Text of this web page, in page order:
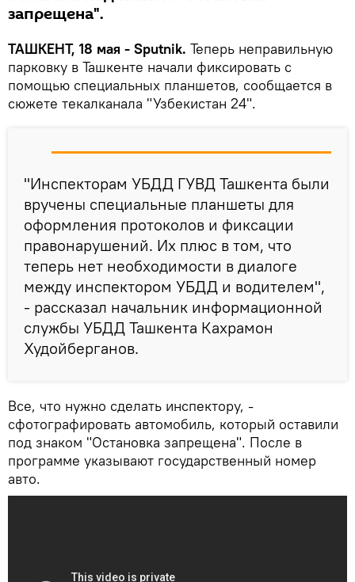
запрещена".
ТАШКЕНТ, 18 мая - Sputnik. Теперь неправильную
парковку в Ташкенте начали фиксировать с
помощью специальных планшетов, сообщается в
сюжете текалканала "Узбекистан 24".
"Инспекторам УБДД ГУВД Ташкента были
вручены специальные планшеты для
оформления протоколов и фиксации
правонарушений. Их плюс в том, что
теперь нет необходимости в диалоге
между инспектором УБДД и водителем",
- рассказал начальник информационной
службы УБДД Ташкента Кахрамон
Худойберганов.
Все, что нужно сделать инспектору, -
сфотографировать автомобиль, который оставили
под знаком "Остановка запрещена". После в
программе указывают государственный номер
авто.